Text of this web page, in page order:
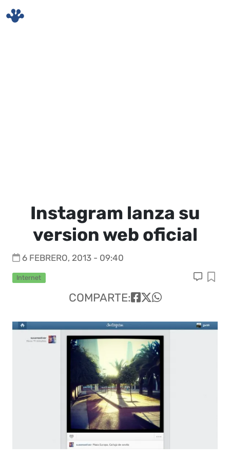
Instagram lanza su
version web oficial
6 FEBRERO, 2013 - 09:40
Internet
COMPARTE: